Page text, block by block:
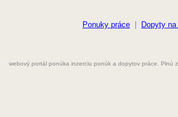
Farmaceut
Grafik
Ponuky práce Dopyty
webový portál ponúka inzerciu ponúk a dopytov práce. Plnú